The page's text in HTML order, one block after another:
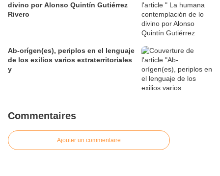
divino por Alonso Quintín Gutiérrez
Rivero
Ab-orígen(es), periplos en el lenguaje
de los exilios varios extraterritoriales
y
Commentaires
Ajouter un commentaire